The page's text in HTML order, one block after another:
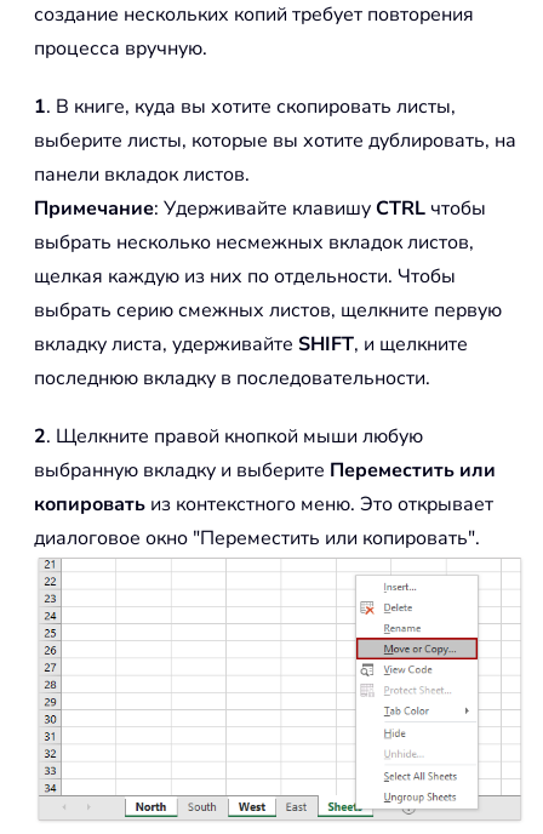
создание нескольких копий требует повторения
процесса вручную.
1. В книге, куда вы хотите скопировать листы,
выберите листы, которые вы хотите дублировать, на
панели вкладок листов.
Примечание: Удерживайте клавишуCTRL чтобы
выбрать несколько несмежных вкладок листов,
щелкая каждую из них по отдельности. Чтобы
выбрать серию смежных листов, щелкните первую
вкладку листа, удерживайте SHIFT, и щелкните
последнюю вкладку в последовательности.
2. Щелкните правой кнопкой мыши любую
выбранную вкладку и выберите Переместить или
копировать из контекстного меню. Это открывает
диалоговое окно "Переместить или копировать".